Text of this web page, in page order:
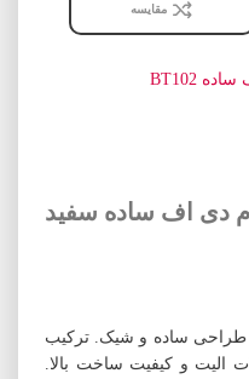
مقایسه
دی اف ساده سفید
ساده و شیک. ترکیب
الیت و کیفیت ساخت بالا.